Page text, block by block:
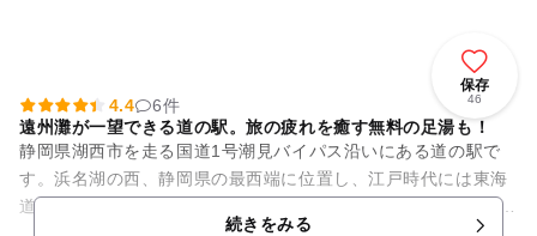
保存
46
4.4
6件
遠州灘が一望できる道の駅。旅の疲れを癒す無料の足湯も！
静岡県湖西市を走る国道1号潮見バイパス沿いにある道の駅で
す。浜名湖の西、静岡県の最西端に位置し、江戸時代には東海
道五十三次の32番目の宿場町として栄えました。 こちらでは無
続きをみる